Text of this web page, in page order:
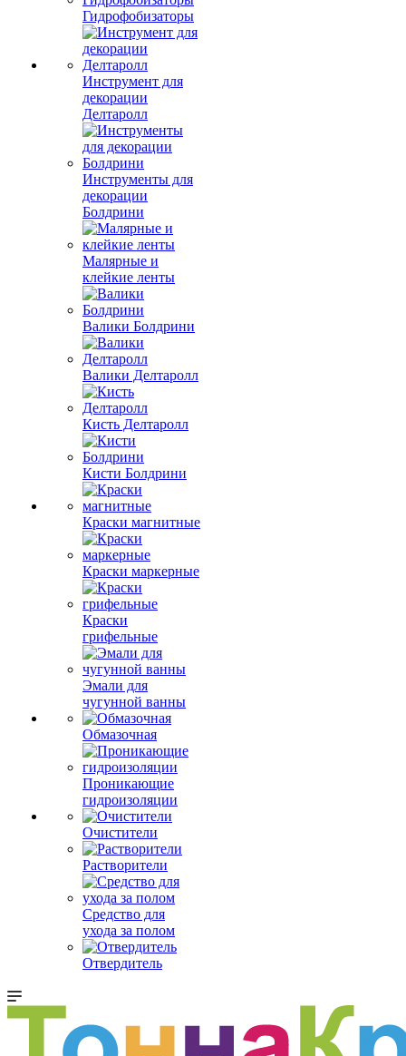
Гидрофобизаторы
Инструмент для
декорации
Делтаролл
Инструменты для
декорации
Болдрини
Малярные и
клейкие ленты
Валики Болдрини
Валики Делтаролл
Кисть Делтаролл
Кисти Болдрини
Краски магнитные
Краски маркерные
Краски
грифельные
Эмали для
чугунной ванны
Обмазочная
Проникающие
гидроизоляции
Очистители
Растворители
Средство для
ухода за полом
Отвердитель